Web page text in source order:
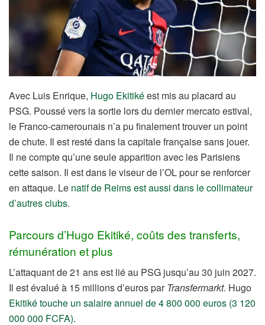
Avec Luis Enrique, Hugo Ekitikéest mis au placard au
PSG. Poussé vers la sortie lors du dernier mercato estival,
le Franco-camerounais n’a pu finalement trouver un point
de chute. Il est resté dans la capitale française sans jouer.
Il ne compte qu’une seule apparition avec les Parisiens
cette saison. Il est dans le viseur de l’OL pour se renforcer
en attaque. Le natif de Reims est aussi dans le collimateur
d’autres clubs.
Parcours d’Hugo Ekitiké, coûts des transferts,
rémunération et plus
L’attaquant de 21 ans est lié au PSG jusqu’au 30 juin 2027.
Il est évalué à 15 millions d’euros par Transfermarkt. Hugo
Ekitiké touche un salaire annuel de 4 800 000 euros (3 120
000 000 FCFA).